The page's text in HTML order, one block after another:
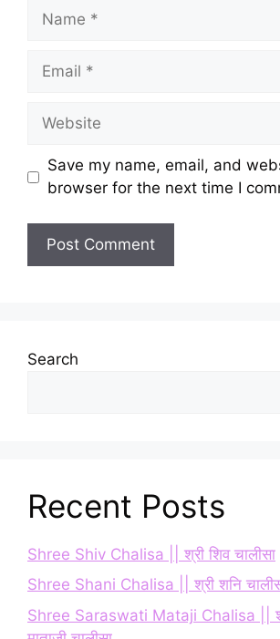
Name
Email
Website
Save my name, email, and
browser for the next time I
Search
Recent Posts
Shree Shiv Chalisa || श्री शिव चालीसा
Shree Shani Chalisa || श्री शनि
Shree Saraswati Mataji Chalisa ||